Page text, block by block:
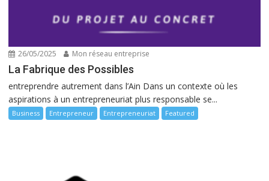
26/05/2025 Mon réseau entreprise
La Fabrique des Possibles
entreprendre autrement dans l’Ain Dans un contexte où les
aspirations à un entrepreneuriat plus responsable se...
Business Entrepreneur Entrepreneuriat Featured